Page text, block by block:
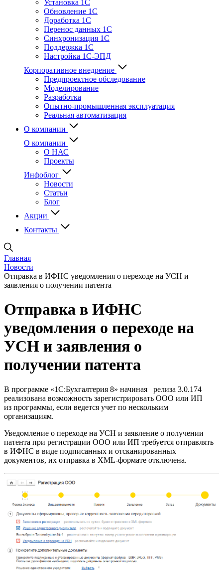
Установка 1С
Обновление 1С
Доработка 1С
Перенос данных 1С
Синхронизация 1С
Поддержка 1С
Настройка 1С-ЭПД
Корпоративное внедрение
Предпроектное обследование
Моделирование
Разработка
Опытно-промышленная эксплуатация
Реальная автоматизация
О компании
О компании
О НАС
Проекты
Инфоблог
Новости
Статьи
Блог
Акции
Контакты
Главная
Новости
Отправка в ИФНС уведомления о переходе на УСН и
заявления о получении патента
Отправка в ИФНС
уведомления о переходе на
УСН и заявления о
получении патента
В программе «1С:Бухгалтерия 8» начиная релиза 3.0.174
реализована возможность зарегистрировать ООО или ИП
из программы, если ведется учет по нескольким
организациям.
Уведомление о переходе на УСН и заявление о получении
патента при регистрации ООО или ИП требуется отправлять
в ИФНС в виде подписанных и отсканированных
документов, их отправка в XML-формате отключена.